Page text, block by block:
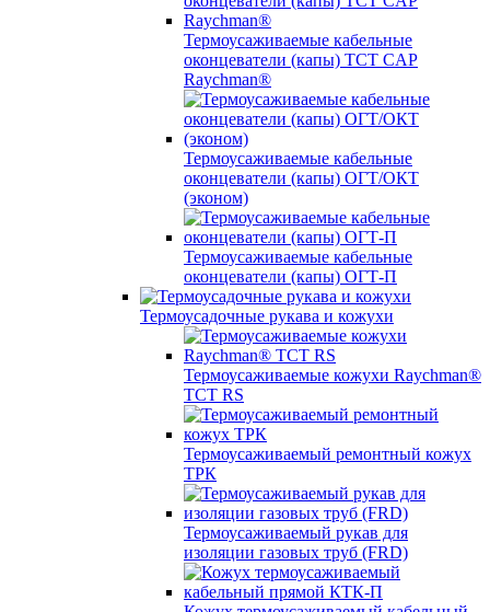
Термоусаживаемые кабельные
оконцеватели (капы) ТCT CAP
Raychman®
Термоусаживаемые кабельные
оконцеватели (капы) ОГТ/ОКТ
(эконом)
Термоусаживаемые кабельные
оконцеватели (капы) ОГТ-П
Термоусадочные рукава и кожухи
Термоусаживаемые кожухи Raychman®
TCT RS
Термоусаживаемый ремонтный кожух
ТРК
Термоусаживаемый рукав для
изоляции газовых труб (FRD)